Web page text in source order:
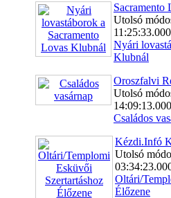
Sacramento
Utolsó
Nyári
Klubnál
Oroszfalvi
Utolsó
Családos
Kézdi.Infó
Utolsó
Oltári/
Élőzene